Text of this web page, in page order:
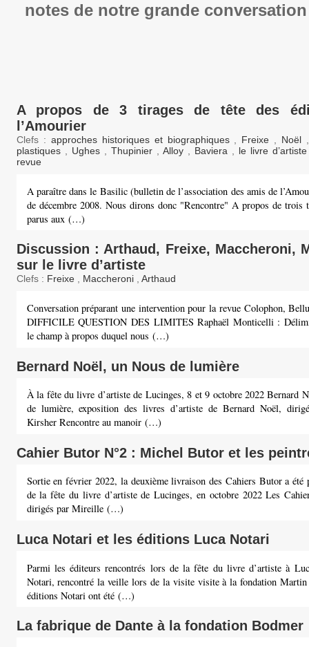
notes de notre grande
A propos de 3 tirages de tête des
l’Amourier
Clefs : approches historiques et biographiques Freixe Noël
plastiques
Ughes Thupinier Alloy Baviera
le livre
revue
A paraître dans le Basilic (bulletin de l’association des amis de
de décembre 2008. Nous dirons donc "Rencontre" A propos de trois
parus aux (…)
Discussion : Arthaud, Freixe, Maccheroni,
sur le livre d’artiste
Clefs : Freixe , Maccheroni , Arthaud
Conversation préparant une intervention pour la revue Colophon,
DIFFICILE QUESTION DES LIMITES Raphaël Monticelli :
le champ à propos duquel nous (…)
Bernard Noël, un Nous de lumière
À la fête du livre d’artiste de Lucinges, 8 et 9 octobre 2022 Bernard
de lumière, exposition des livres d’artiste de Bernard Noël,
Kirsher Rencontre au manoir (…)
Cahier Butor N°2 : Michel Butor et les
Sortie en février 2022, la deuxième livraison des Cahiers Butor a été
de la fête du livre d’artiste de Lucinges, en octobre 2022 Les
dirigés par Mireille (…)
Luca Notari et les éditions Luca Notari
Parmi les éditeurs rencontrés lors de la fête du livre d’artiste à
Notari, rencontré la veille lors de la visite visite à la fondation
éditions Notari ont été (…)
La fabrique de Dante à la fondation Bodmer